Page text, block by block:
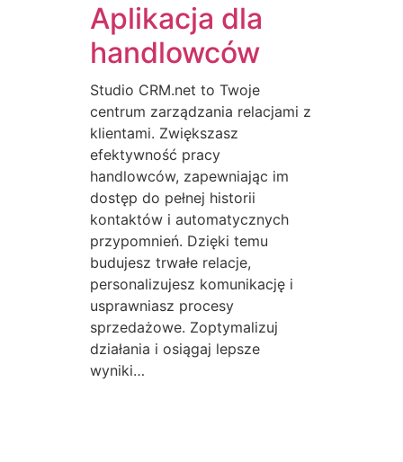
Aplikacja dla
handlowców
Studio CRM.net to Twoje
centrum zarządzania relacjami z
klientami. Zwiększasz
efektywność pracy
handlowców, zapewniając im
dostęp do pełnej historii
kontaktów i automatycznych
przypomnień. Dzięki temu
budujesz trwałe relacje,
personalizujesz komunikację i
usprawniasz procesy
sprzedażowe. Zoptymalizuj
działania i osiągaj lepsze
wyniki…